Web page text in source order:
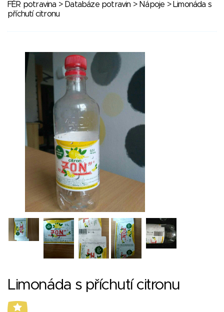
FÉR potravina > Databáze potravin > Nápoje > Limonáda s
příchutí citronu
Limonáda s příchutí citronu